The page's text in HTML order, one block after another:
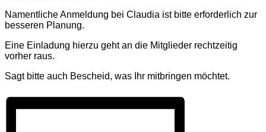
Namentliche Anmeldung bei Claudia ist bitte erforderlich zur
besseren Planung.
Eine Einladung hierzu geht an die Mitglieder rechtzeitig
vorher raus.
Sagt bitte auch Bescheid, was Ihr mitbringen möchtet.